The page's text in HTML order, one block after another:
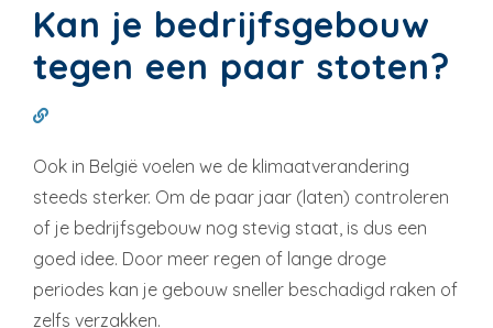
Kan je bedrijfsgebouw
tegen een paar stoten?
Ook in België voelen we de klimaatverandering
steeds sterker. Om de paar jaar (laten) controleren
of je bedrijfsgebouw nog stevig staat, is dus een
goed idee. Door meer regen of lange droge
periodes kan je gebouw sneller beschadigd raken of
zelfs verzakken.